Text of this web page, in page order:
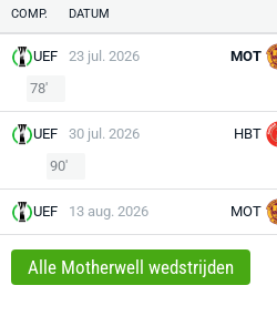
COMP. DATUM
UEF 23 jul. 2026 MOT
78'
UEF 30 jul. 2026 HBT
90'
UEF 13 aug. 2026 MOT
Alle Motherwell wedstrijden